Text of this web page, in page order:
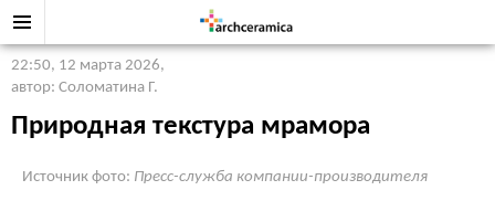
22:50, 12 марта 2026,
автор: Соломатина Г.
Природная текстура мрамора
Источник фото: Пресс-служба компании-производителя